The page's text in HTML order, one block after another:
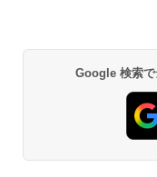
Google 検索で